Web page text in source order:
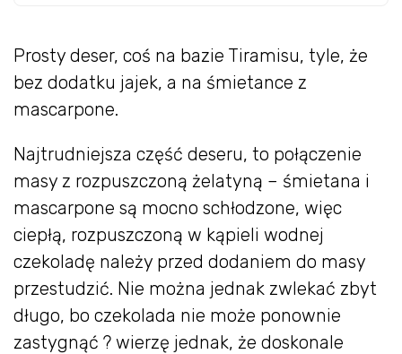
Prosty deser, coś na bazie Tiramisu, tyle, że
bez dodatku jajek, a na śmietance z
mascarpone.
Najtrudniejsza część deseru, to połączenie
masy z rozpuszczoną żelatyną – śmietana i
mascarpone są mocno schłodzone, więc
ciepłą, rozpuszczoną w kąpieli wodnej
czekoladę należy przed dodaniem do masy
przestudzić. Nie można jednak zwlekać zbyt
długo, bo czekolada nie może ponownie
zastygnąć ? wierzę jednak, że doskonale